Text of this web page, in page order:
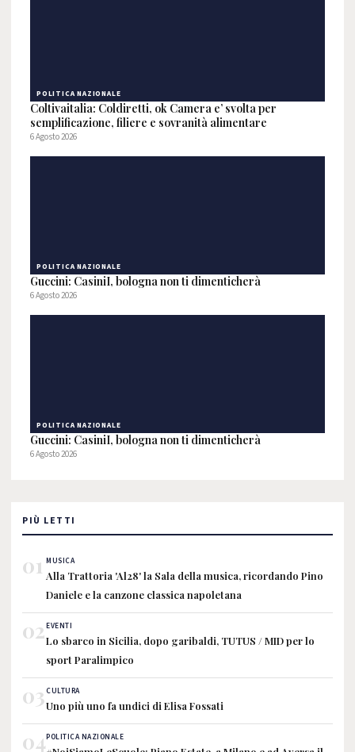
POLITICA NAZIONALE
Coltivaitalia: Coldiretti, ok Camera e’ svolta per
semplificazione, filiere e sovranità alimentare
6 Agosto 2026
POLITICA NAZIONALE
Guccini: CasiniI, bologna non ti dimenticherà
6 Agosto 2026
POLITICA NAZIONALE
Guccini: CasiniI, bologna non ti dimenticherà
6 Agosto 2026
PIÙ LETTI
01 MUSICA
Alla Trattoria 'Al28' la Sala della musica, ricordando Pino
Daniele e la canzone classica napoletana
02EVENTI
Lo sbarco in Sicilia, dopo garibaldi, TUTUS / MID per lo
sport Paralimpico
03CULTURA
Uno più uno fa undici di Elisa Fossati
04POLITICA NAZIONALE